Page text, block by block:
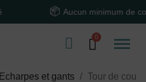
Aucun minimum de
Echarpes et gants
Tour de cou